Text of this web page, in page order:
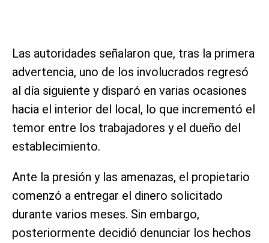
Las autoridades señalaron que, tras la primera
advertencia, uno de los involucrados regresó
al día siguiente y disparó en varias ocasiones
hacia el interior del local, lo que incrementó el
temor entre los trabajadores y el dueño del
establecimiento.
Ante la presión y las amenazas, el propietario
comenzó a entregar el dinero solicitado
durante varios meses. Sin embargo,
posteriormente decidió denunciar los hechos